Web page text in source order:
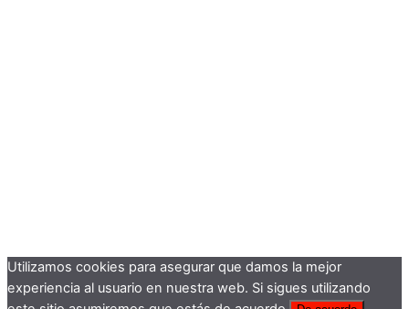
Utilizamos cookies para asegurar que damos la mejor
experiencia al usuario en nuestra web. Si sigues utilizando